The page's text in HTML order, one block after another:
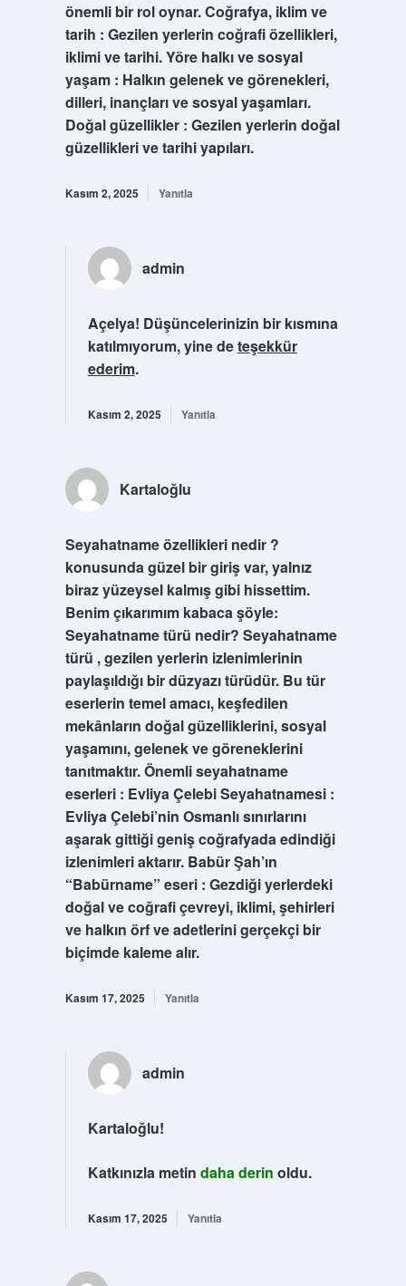
önemli bir rol oynar. Coğrafya, iklim ve
tarih : Gezilen yerlerin coğrafi özellikleri,
iklimi ve tarihi. Yöre halkı ve sosyal
yaşam : Halkın gelenek ve görenekleri,
dilleri, inançları ve sosyal yaşamları.
Doğal güzellikler : Gezilen yerlerin doğal
güzellikleri ve tarihi yapıları.
Kasım 2, 2025 Yanıtla
admin
Açelya! Düşüncelerinizin bir kısmına
katılmıyorum, yine deteşekkür
ederim.
Kasım 2, 2025 Yanıtla
Kartaloğlu
Seyahatname özellikleri nedir ?
konusunda güzel bir giriş var, yalnız
biraz yüzeysel kalmış gibi hissettim.
Benim çıkarımım kabaca şöyle:
Seyahatname türü nedir? Seyahatname
türü , gezilen yerlerin izlenimlerinin
paylaşıldığı bir düzyazı türüdür. Bu tür
eserlerin temel amacı, keşfedilen
mekânların doğal güzelliklerini, sosyal
yaşamını, gelenek ve göreneklerini
tanıtmaktır. Önemli seyahatname
eserleri : Evliya Çelebi Seyahatnamesi :
Evliya Çelebi’nin Osmanlı sınırlarını
aşarak gittiği geniş coğrafyada edindiği
izlenimleri aktarır. Babür Şah’ın
“Babürname” eseri : Gezdiği yerlerdeki
doğal ve coğrafi çevreyi, iklimi, şehirleri
ve halkın örf ve adetlerini gerçekçi bir
biçimde kaleme alır.
Kasım 17, 2025 Yanıtla
admin
Kartaloğlu!
Katkınızla metin daha derin oldu.
Kasım 17, 2025 Yanıtla